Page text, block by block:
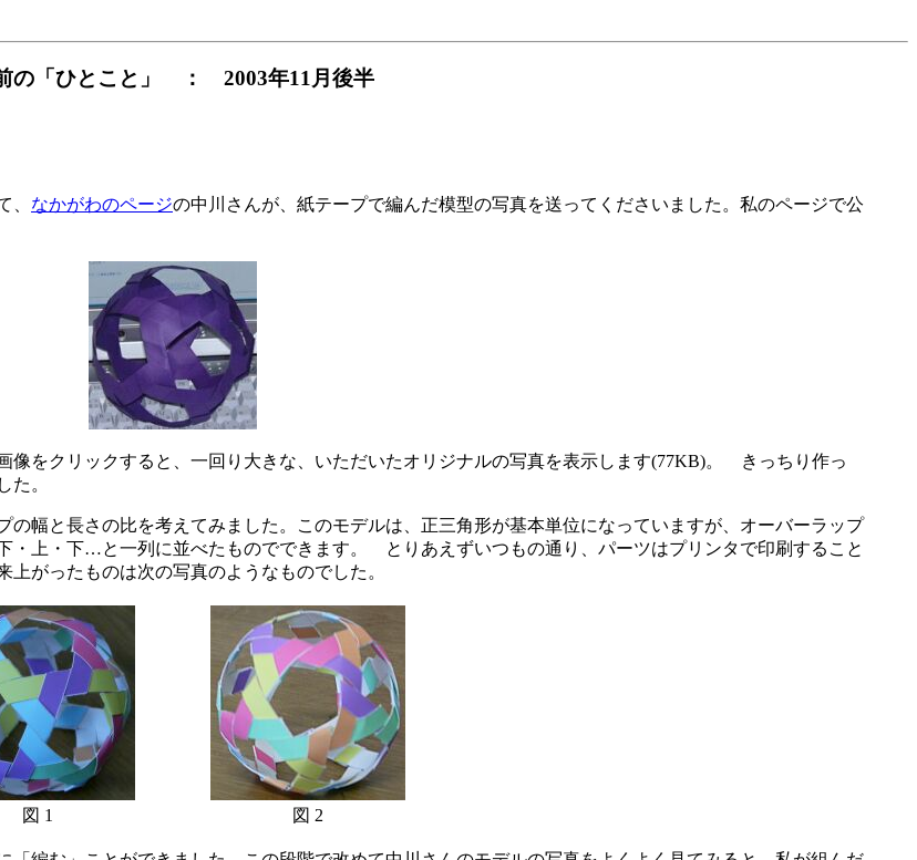
の「ひとこと」 ： 2003年11月後半
、 なかがわのページの中川さんが、紙テープで編んだ模型の写真を送ってくださいました。私のページで公
をクリックすると、一回り大きな、いただいたオリジナルの写真を表示します(77KB)。 きっちり作っ
た。
幅と長さの比を考えてみました。このモデルは、正三角形が基本単位になっていますが、オーバーラップ
・上・下…と一列に並べたものでできます。 とりあえずいつもの通り、パーツはプリンタで印刷すること
がったものは次の写真のようなものでした。
図 1 図 2